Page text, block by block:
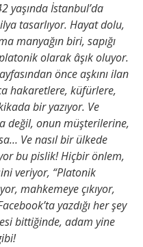
yaşında İstanbul’da
tasarlıyor. Hayat dolu,
manyağın biri, sapığı
olarak âşık oluyor.
önce aşkını ilan
hakaretlere, küfürlere,
bir yazıyor. Ve
değil, onun müşterilerine,
Ve nasıl bir ülkede
bu pislik! Hiçbir önlem,
veriyor, “Platonik
mahkemeye çıkıyor,
yazdığı her şey
bittiğinde, adam yine